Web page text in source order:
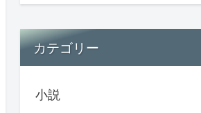
カテゴリー
小説